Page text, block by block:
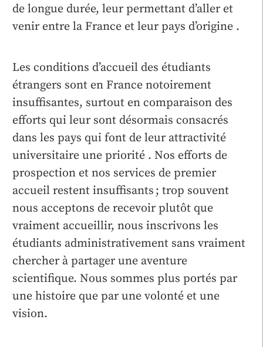
de longue durée, leur permettant d’aller et
venir entre la France et leur pays d’origine .
Les conditions d’accueil des étudiants
étrangers sont en France notoirement
insuffisantes, surtout en comparaison des
efforts qui leur sont désormais consacrés
dans les pays qui font de leur attractivité
universitaire une priorité . Nos efforts de
prospection et nos services de premier
accueil restent insuffisants ; trop souvent
nous acceptons de recevoir plutôt que
vraiment accueillir, nous inscrivons les
étudiants administrativement sans vraiment
chercher à partager une aventure
scientifique. Nous sommes plus portés par
une histoire que par une volonté et une
vision.